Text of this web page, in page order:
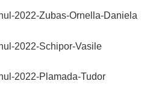
2022-Zubas-Ornella-Daniela
2022-Schipor-Vasile
2022-Plamada-Tudor